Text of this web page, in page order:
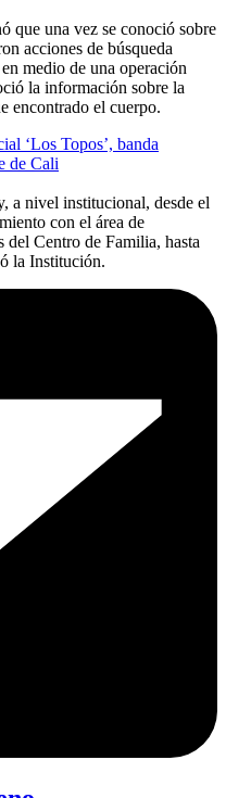
que una vez se conoció sobre
acciones de búsqueda
medio de una operación
la información sobre la
encontrado el cuerpo.
‘Los Topos’, banda
de Cali
a nivel institucional, desde el
con el área de
del Centro de Familia, hasta
la Institución.